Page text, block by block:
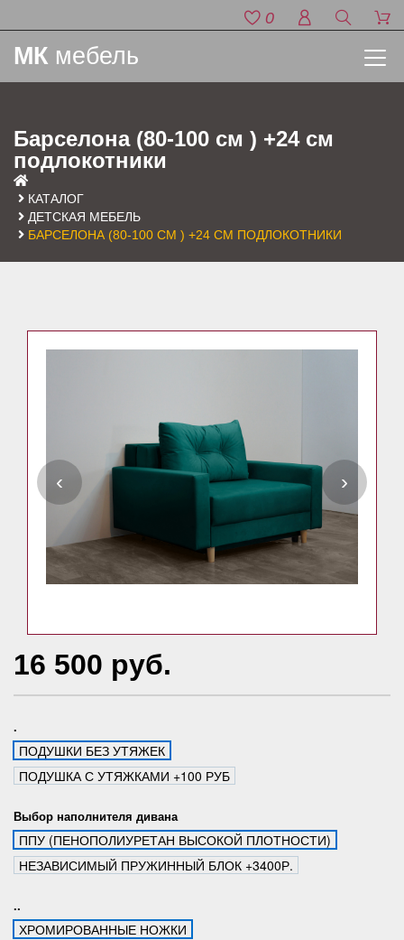
0
МК мебель
Барселона (80-100 см ) +24 см
подлокотники
КАТАЛОГ
ДЕТСКАЯ МЕБЕЛЬ
БАРСЕЛОНА (80-100 СМ ) +24 СМ ПОДЛОКОТНИКИ
‹ ›
16 500 руб.
.
ПОДУШКИ БЕЗ УТЯЖЕК
ПОДУШКА С УТЯЖКАМИ +100 РУБ
Выбор наполнителя дивана
ППУ (ПЕНОПОЛИУРЕТАН ВЫСОКОЙ ПЛОТНОСТИ)
НЕЗАВИСИМЫЙ ПРУЖИННЫЙ БЛОК +3400Р.
..
ХРОМИРОВАННЫЕ НОЖКИ